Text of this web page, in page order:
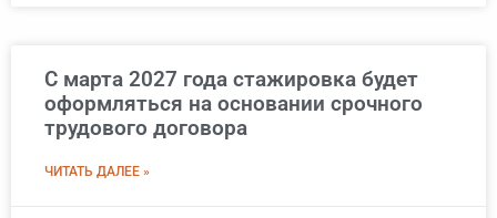
С марта 2027 года стажировка будет
оформляться на основании срочного
трудового договора
ЧИТАТЬ ДАЛЕЕ »